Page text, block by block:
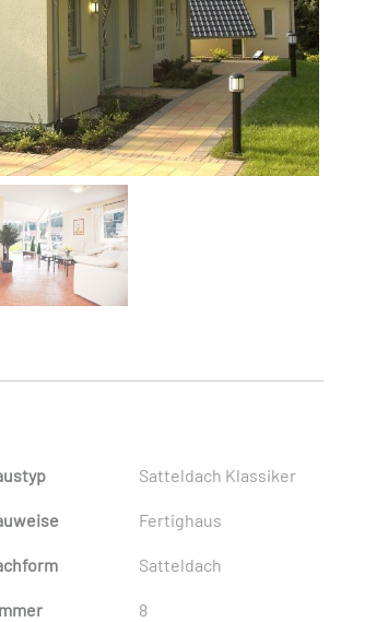
Satteldach Klassiker
Fertighaus
Satteldach
8